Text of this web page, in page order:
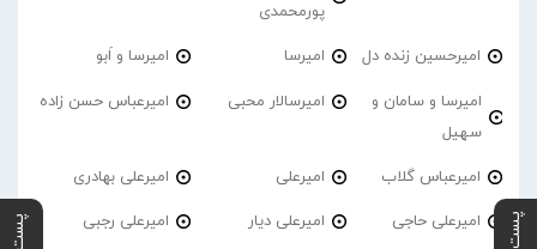
پورمحمدی
امیرحسین زنده دل امیرسا امیرسا و اَبو
امیرسا و سامان و
سهیل
امیرسالار محبی امیرعباس حسن زاده
امیرعباس گلاب امیرعلی امیرعلی بهادری
امیرعلی حاجی امیرعلی دیار امیرعلی رجبی